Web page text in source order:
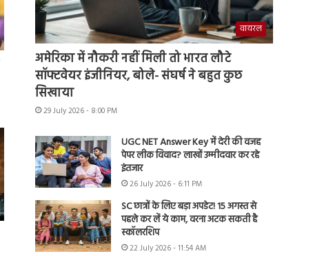
वायरल
अमेरिका में नौकरी नहीं मिली तो भारत लौटे
सॉफ्टवेयर इंजीनियर, बोले- संघर्ष ने बहुत कुछ
सिखाया
29 July 2026 - 8:00 PM
UGC NET Answer Key में देरी की वजह
पेपर लीक विवाद? लाखों उम्मीदवार कर रहे
इंतजार
26 July 2026 - 6:11 PM
SC छात्रों के लिए बड़ा अपडेट! 15 अगस्त से
पहले कर लें ये काम, वरना अटक सकती है
स्कॉलरशिप
22 July 2026 - 11:54 AM